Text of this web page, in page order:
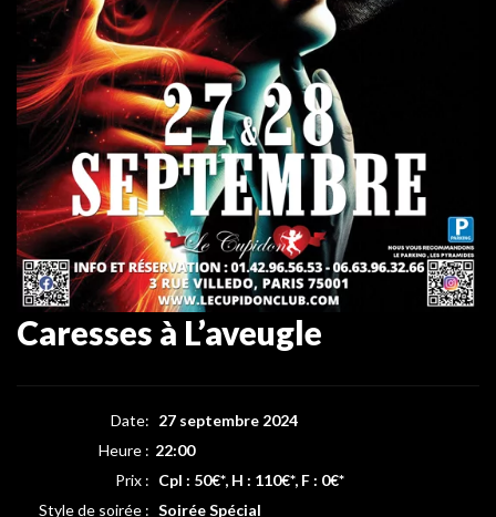
Caresses à L’aveugle
Date: 27 septembre 2024
Heure : 22:00
Prix : Cpl : 50€*, H : 110€*, F : 0€*
Style de soirée : Soirée Spécial